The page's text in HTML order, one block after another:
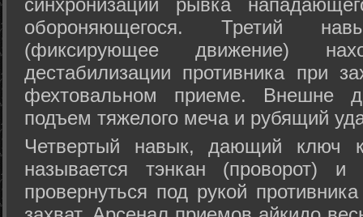
синхронизации рывка
обороняющегося. Третий
(фиксирующее движение)
дестабилизации противника при
фехтовальном приеме. Внешне
подъем тяжелого меча и рубящий
Четвертый навык, дающий ключ
называется тэнкан (проворот)
провернуться под рукой